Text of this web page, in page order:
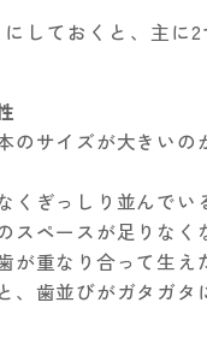
しておくと、主に
のサイズが大きいの
くぎっしり並んでい
スペースが足りなく
が重なり合って生え
、歯並びがガタガタ